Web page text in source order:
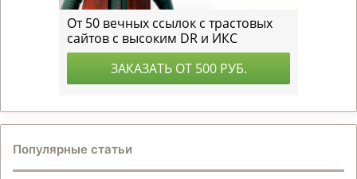
Популярные статьи